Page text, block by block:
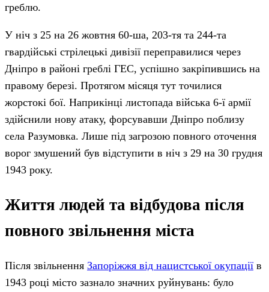
греблю.
У ніч з 25 на 26 жовтня 60-ша, 203-тя та 244-та
гвардійські стрілецькі дивізії переправилися через
Дніпро в районі греблі ГЕС, успішно закріпившись на
правому березі. Протягом місяця тут точилися
жорстокі бої. Наприкінці листопада війська 6-ї армії
здійснили нову атаку, форсувавши Дніпро поблизу
села Разумовка. Лише під загрозою повного оточення
ворог змушений був відступити в ніч з 29 на 30 грудня
1943 року.
Життя людей та відбудова після
повного звільнення міста
Після звільнення Запоріжжя від нацистської окупації в
1943 році місто зазнало значних руйнувань: було